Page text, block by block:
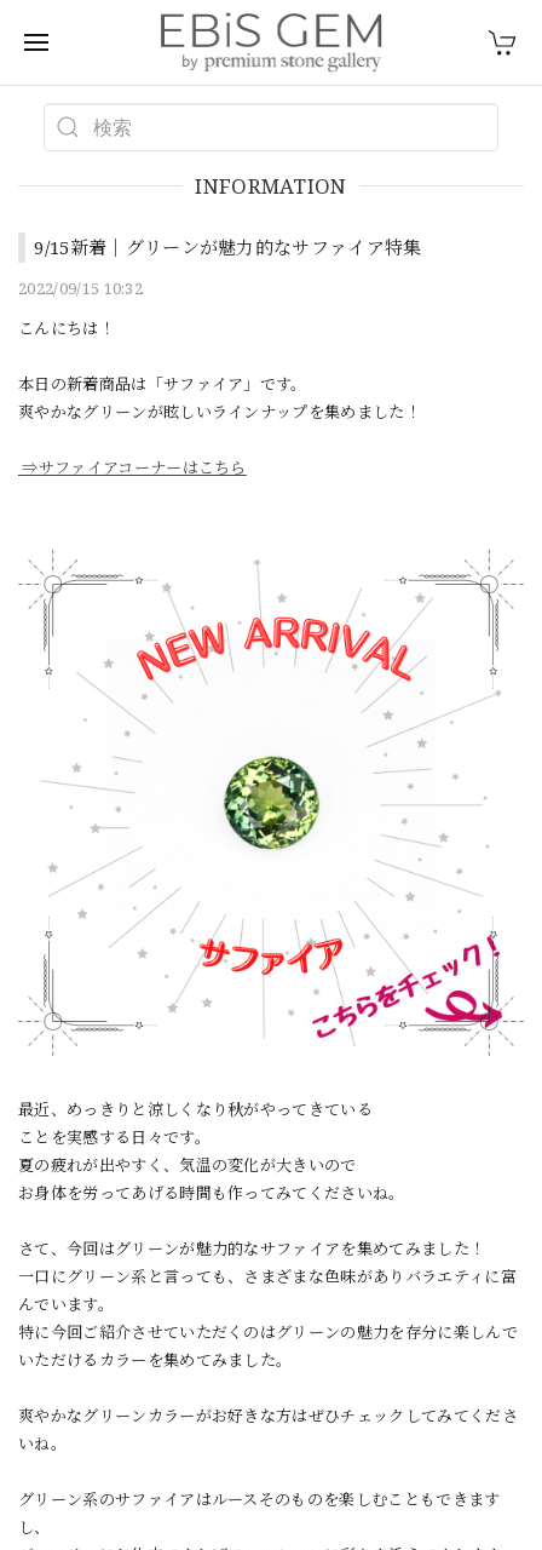
INFORMATION
9/15新着｜グリーンが魅力的なサファイア特集
2022/09/15 10:32
こんにちは！
本日の新着商品は「サファイア」です。
爽やかなグリーンが眩しいラインナップを集めました！
⇒サファイアコーナーはこちら
最近、めっきりと涼しくなり秋がやってきている
ことを実感する日々です。
夏の疲れが出やすく、気温の変化が大きいので
お身体を労ってあげる時間も作ってみてくださいね。
さて、今回はグリーンが魅力的なサファイアを集めてみました！
一口にグリーン系と言っても、さまざまな色味がありバラエティに富
んでいます。
特に今回ご紹介させていただくのはグリーンの魅力を存分に楽しんで
いただけるカラーを集めてみました。
爽やかなグリーンカラーがお好きな方はぜひチェックしてみてくださ
いね。
グリーン系のサファイアはルースそのものを楽しむこともできます
し、